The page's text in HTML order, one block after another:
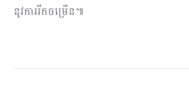
នូវការរីកចម្រើន៕